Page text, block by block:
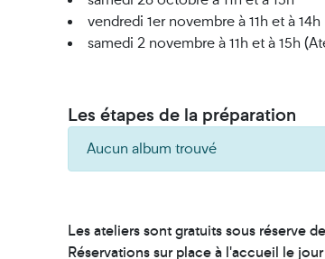
vendredi 1er novembre à 11h et à 14h
samedi 2 novembre à 11h et à 15h
Les étapes de la préparation
Aucun album trouvé
Les ateliers sont gratuits sous réserve
Réservations sur place à l'accueil le